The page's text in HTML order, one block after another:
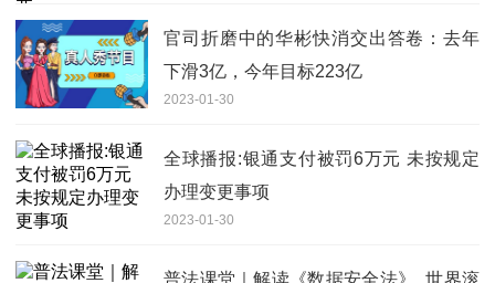
官司折磨中的华彬快消交出答卷：去年
下滑3亿，今年目标223亿
2023-01-30
全球播报:银通支付被罚6万元 未按规定
办理变更事项
2023-01-30
普法课堂｜解读《数据安全法》_世界滚